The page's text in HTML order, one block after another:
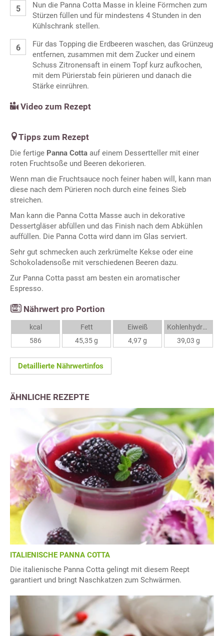
Nun die Panna Cotta Masse in kleine Förmchen zum
Stürzen füllen und für mindestens 4 Stunden in den
Kühlschrank stellen.
Für das Topping die Erdbeeren waschen, das Grünzeug
entfernen, zusammen mit dem Zucker und einem
Schuss Zitronensaft in einem Topf kurz aufkochen,
mit dem Pürierstab fein pürieren und danach die
Stärke einrühren.
Video zum Rezept
Tipps zum Rezept
Die fertige Panna Cotta auf einem Dessertteller mit einer
roten Fruchtsoße und Beeren dekorieren.
Wenn man die Fruchtsauce noch feiner haben will, kann man
diese nach dem Pürieren noch durch eine feines Sieb
streichen.
Man kann die Panna Cotta Masse auch in dekorative
Dessertgläser abfüllen und das Finish nach dem Abkühlen
auffüllen. Die Panna Cotta wird dann im Glas serviert.
Sehr gut schmecken auch zerkrümelte Kekse oder eine
Schokoladensoße mit verschiedenen Beeren dazu.
Zur Panna Cotta passt am besten ein aromatischer
Espresso.
Nährwert pro Portion
kcal
586
Fett
45,35 g
Eiweiß
4,97 g
Kohlenhydrate
39,03 g
Detaillierte Nährwertinfos
ÄHNLICHE REZEPTE
ITALIENISCHE PANNA COTTA
Die italienische Panna Cotta gelingt mit diesem Reept
garantiert und bringt Naschkatzen zum Schwärmen.